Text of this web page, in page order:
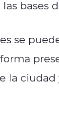
bases
se
la